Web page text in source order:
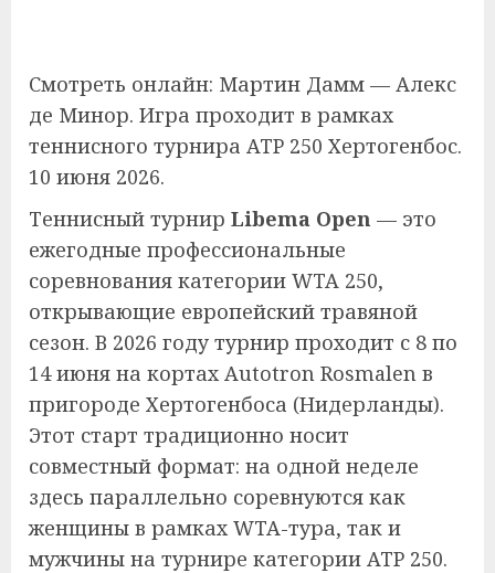
Смотреть онлайн: Мартин Дамм — Алекс
де Минор. Игра проходит в рамках
теннисного турнира ATP 250 Хертогенбос.
10 июня 2026.
Теннисный турнир Libema Open — это
ежегодные профессиональные
соревнования категории WTA 250,
открывающие европейский травяной
сезон. В 2026 году турнир проходит с 8 по
14 июня на кортах Autotron Rosmalen в
пригороде Хертогенбоса (Нидерланды).
Этот старт традиционно носит
совместный формат: на одной неделе
здесь параллельно соревнуются как
женщины в рамках WTA-тура, так и
мужчины на турнире категории ATP 250.